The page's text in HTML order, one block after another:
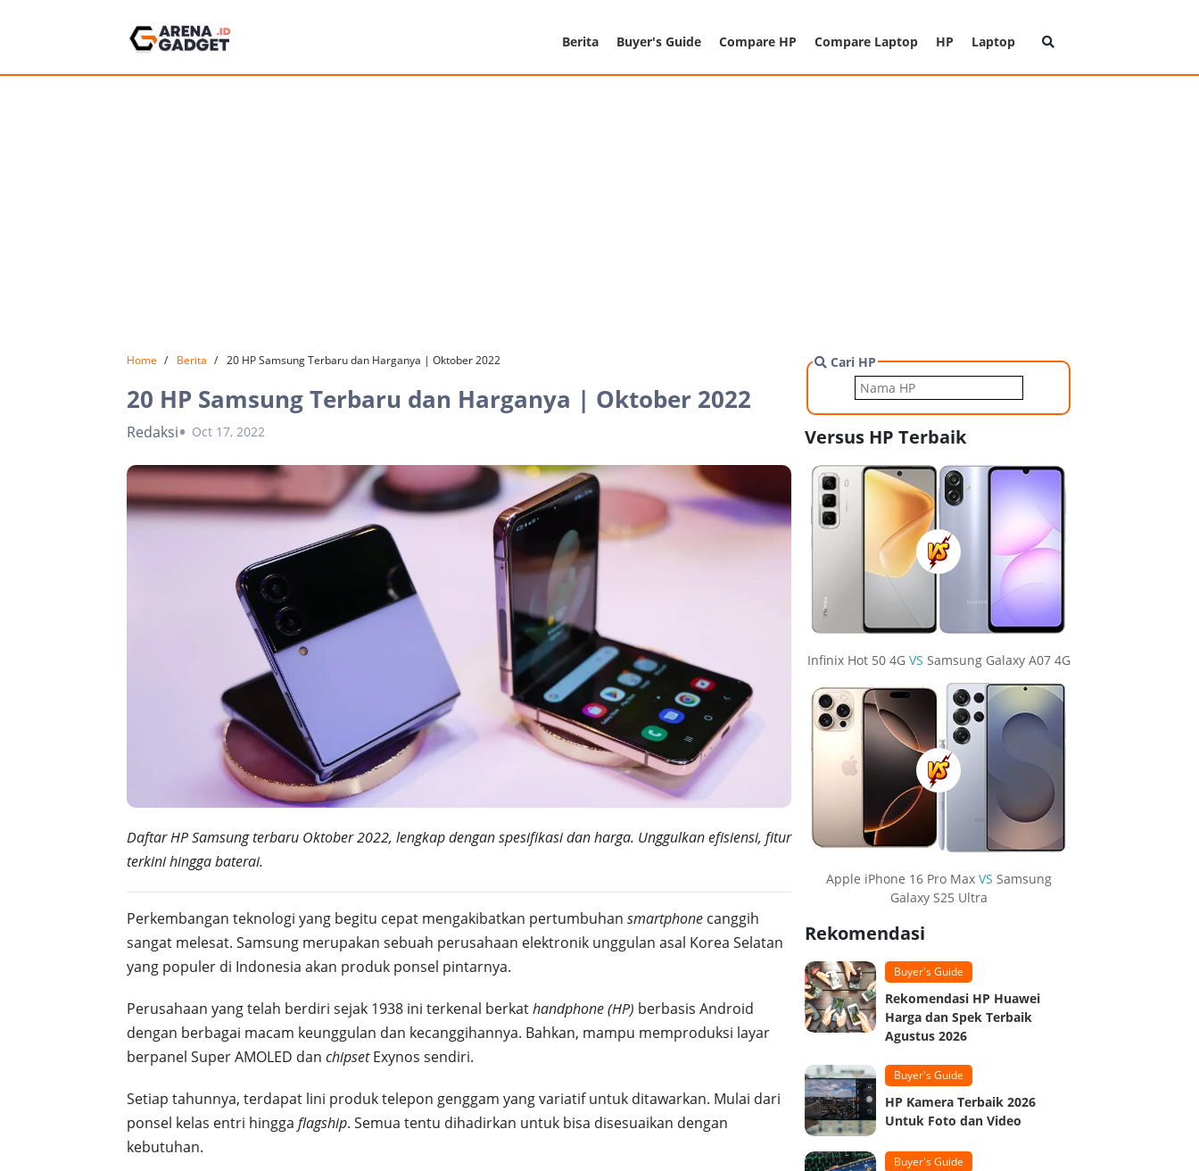
Berita Buyer's Guide Compare HP Compare Laptop HP Laptop
Home Berita 20 HP Samsung Terbaru dan Harganya | Oktober 2022
20 HP Samsung Terbaru dan Harganya | Oktober 2022
Redaksi Oct 17, 2022
Daftar HP Samsung terbaru Oktober 2022, lengkap dengan spesifikasi dan harga. Unggulkan efisiensi, fitur
terkini hingga baterai.
Perkembangan teknologi yang begitu cepat mengakibatkan pertumbuhan smartphone canggih
sangat melesat. Samsung merupakan sebuah perusahaan elektronik unggulan asal Korea Selatan
yang populer di Indonesia akan produk ponsel pintarnya.
Perusahaan yang telah berdiri sejak 1938 ini terkenal berkathandphone (HP) berbasis Android
dengan berbagai macam keunggulan dan kecanggihannya. Bahkan, mampu memproduksi layar
berpanel Super AMOLED dan chipsetExynos sendiri.
Setiap tahunnya, terdapat lini produk telepon genggam yang variatif untuk ditawarkan. Mulai dari
ponsel kelas entri hingga flagship. Semua tentu dihadirkan untuk bisa disesuaikan dengan
kebutuhan.
Cari HP
Versus HP Terbaik
Infinix Hot 50 4G VS Samsung Galaxy A07 4G
Apple iPhone 16 Pro Max VS Samsung
Galaxy S25 Ultra
Rekomendasi
Buyer's Guide
Rekomendasi HP Huawei
Harga dan Spek Terbaik
Agustus 2026
Buyer's Guide
HP Kamera Terbaik 2026
Untuk Foto dan Video
Buyer's Guide